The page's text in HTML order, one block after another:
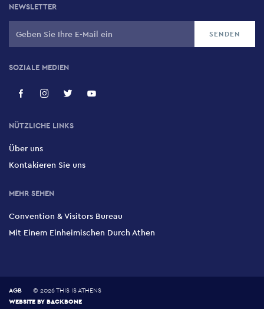
NEWSLETTER
SOZIALE MEDIEN
NÜTZLICHE LINKS
Über uns
Kontakieren Sie uns
MEHR SEHEN
Convention & Visitors Bureau
Mit Einem Einheimischen Durch Athen
AGB © 2026 THIS IS ATHENS
WEBSITE BY BACKBONE